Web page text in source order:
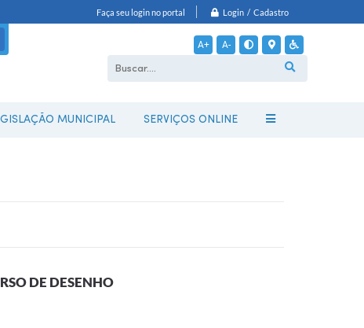
Faça seu login no portal Login / Cadastro
A+ A-
MUNICIPAL SERVIÇOS ONLINE
DE DESENHO